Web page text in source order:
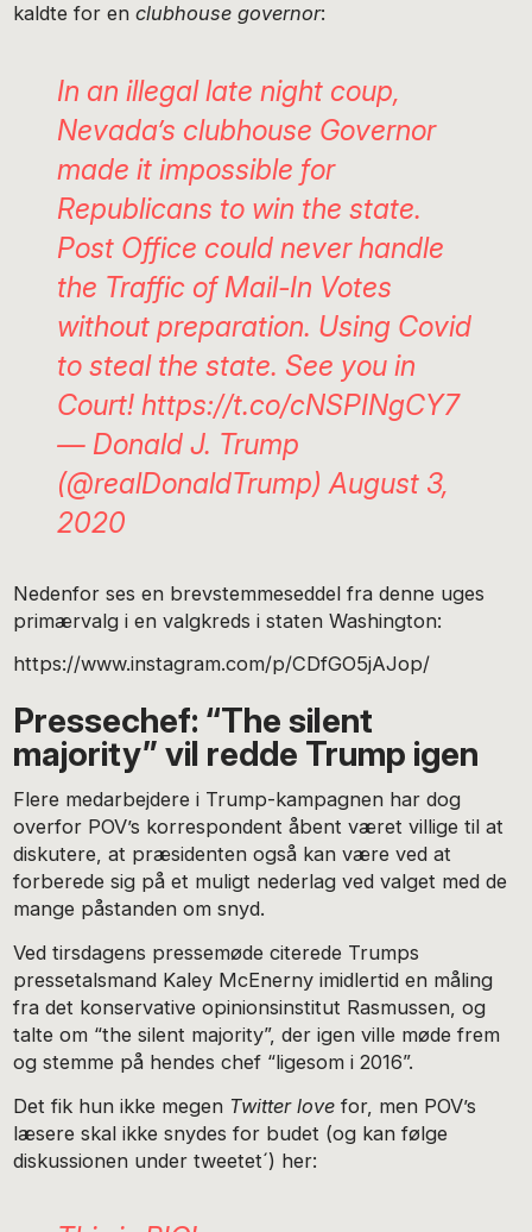
kaldte for enclubhouse governor:
In an illegal late night coup,
Nevada’s clubhouse Governor
made it impossible for
Republicans to win the state.
Post Office could never handle
the Traffic of Mail-In Votes
without preparation. Using Covid
to steal the state. See you in
Court! https://t.co/cNSPINgCY7
— Donald J. Trump
(@realDonaldTrump) August 3,
2020
Nedenfor ses en brevstemmeseddel fra denne uges
primærvalg i en valgkreds i staten Washington:
https://www.instagram.com/p/CDfGO5jAJop/
Pressechef: “The silent
majority” vil redde Trump igen
Flere medarbejdere i Trump-kampagnen har dog
overfor POV’s korrespondent åbent været villige til at
diskutere, at præsidenten også kan være ved at
forberede sig på et muligt nederlag ved valget med de
mange påstanden om snyd.
Ved tirsdagens pressemøde citerede Trumps
pressetalsmand Kaley McEnerny imidlertid en måling
fra det konservative opinionsinstitut Rasmussen, og
talte om “the silent majority”, der igen ville møde frem
og stemme på hendes chef “ligesom i 2016”.
Det fik hun ikke megen Twitter love for, men POV’s
læsere skal ikke snydes for budet (og kan følge
diskussionen under tweetet´) her: